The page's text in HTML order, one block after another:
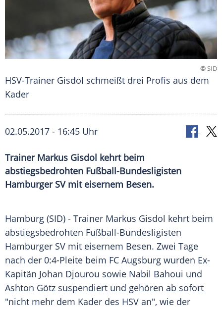
©SID
HSV-Trainer Gisdol schmeißt drei Profis aus dem
Kader
02.05.2017 - 16:45 Uhr
Trainer Markus Gisdol kehrt beim
abstiegsbedrohten Fußball-Bundesligisten
Hamburger SV mit eisernem Besen.
Hamburg (SID) - Trainer Markus Gisdol kehrt beim
abstiegsbedrohten Fußball-Bundesligisten
Hamburger SV mit eisernem Besen. Zwei Tage
nach der 0:4-Pleite beim FC Augsburg wurden Ex-
Kapitän Johan Djourou sowie Nabil Bahoui und
Ashton Götz suspendiert und gehören ab sofort
"nicht mehr dem Kader des HSV an", wie der